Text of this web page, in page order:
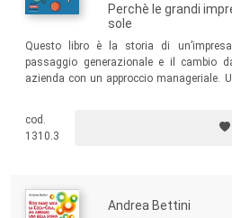
Perchè le grandi
sole
Questo libro è la storia di
passaggio generazionale e il cambio
azienda con un approccio manageriale.
di come sia cambiato l’approccio
quelle donne che si trovano a
d’ispirazione per le nuove generazioni
cod.
1310.3
Andrea Bettini